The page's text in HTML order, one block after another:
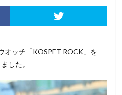
オッチ「KOSPET ROCK」を
した。